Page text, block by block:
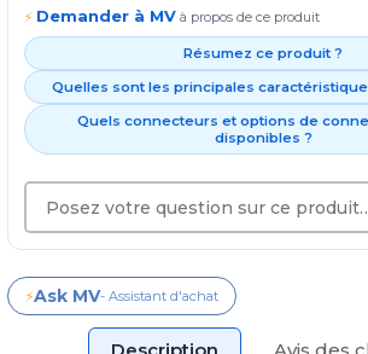
⚡ Demander à MV à propos de ce produit
Résumez ce produit ?
Quelles sont les principales
Quels connecteurs et options de
disponibles ?
⚡Ask MV- Assistant d'achat